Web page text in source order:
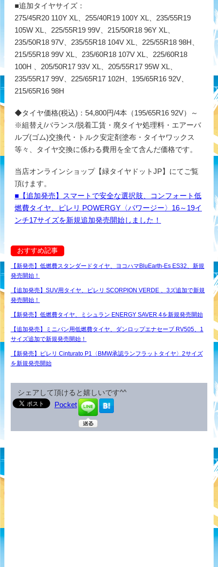
■追加タイヤサイズ：
275/45R20 110Y XL、255/40R19 100Y XL、235/55R19
105W XL、225/55R19 99V、215/50R18 96Y XL、
235/50R18 97V、235/55R18 104V XL、225/55R18 98H、
215/55R18 99V XL、235/60R18 107V XL、225/60R18
100H 、205/50R17 93V XL、205/55R17 95W XL、
235/55R17 99V、225/65R17 102H、195/65R16 92V、
215/65R16 98H
◆タイヤ価格(税込)：54,800円/4本（195/65R16 92V）～
※組替え/バランス/脱着工賃・廃タイヤ処理料・エアーバ
ルブ(ゴム)交換代・トルク安定剤塗布・タイヤワックス
等々、タイヤ交換に係わる費用を全て含んだ価格です。
当店オンラインショップ【緑タイヤドットJP】にてご覧
頂けます。
■【追加発売】スマートで安全な選択肢、コンフォート低
燃費タイヤ、ピレリ POWERGY〈パワージー〉16～19イ
ンチ17サイズを新規追加発売開始しました！
おすすめ記事
【新発売】低燃費スタンダードタイヤ、ヨコハマBluEarth-Es ES32、新規
発売開始！
【追加発売】SUV用タイヤ、ピレリ SCORPION VERDE 、3ズ追加で新規
発売開始！
【新発売】低燃費タイヤ、ミシュラン ENERGY SAVER 4を新規発売開始
【追加発売】ミニバン用低燃費タイヤ、ダンロップエナセーブ RV505、1
サイズ追加で新規発売開始！
【新発売】ピレリ Cinturato P1〈BMW承認ランフラットタイヤ〉2サイズ
を新規発売開始
シェアして頂けると嬉しいです^^
Pocket